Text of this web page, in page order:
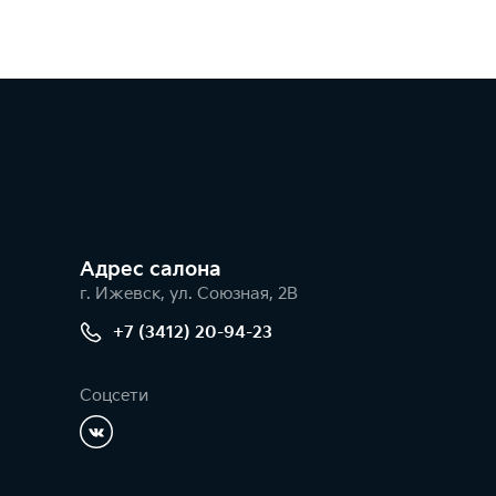
Адрес салонa
г. Ижевск, ул. Союзная, 2В
+7 (3412) 20-94-23
Соцсети